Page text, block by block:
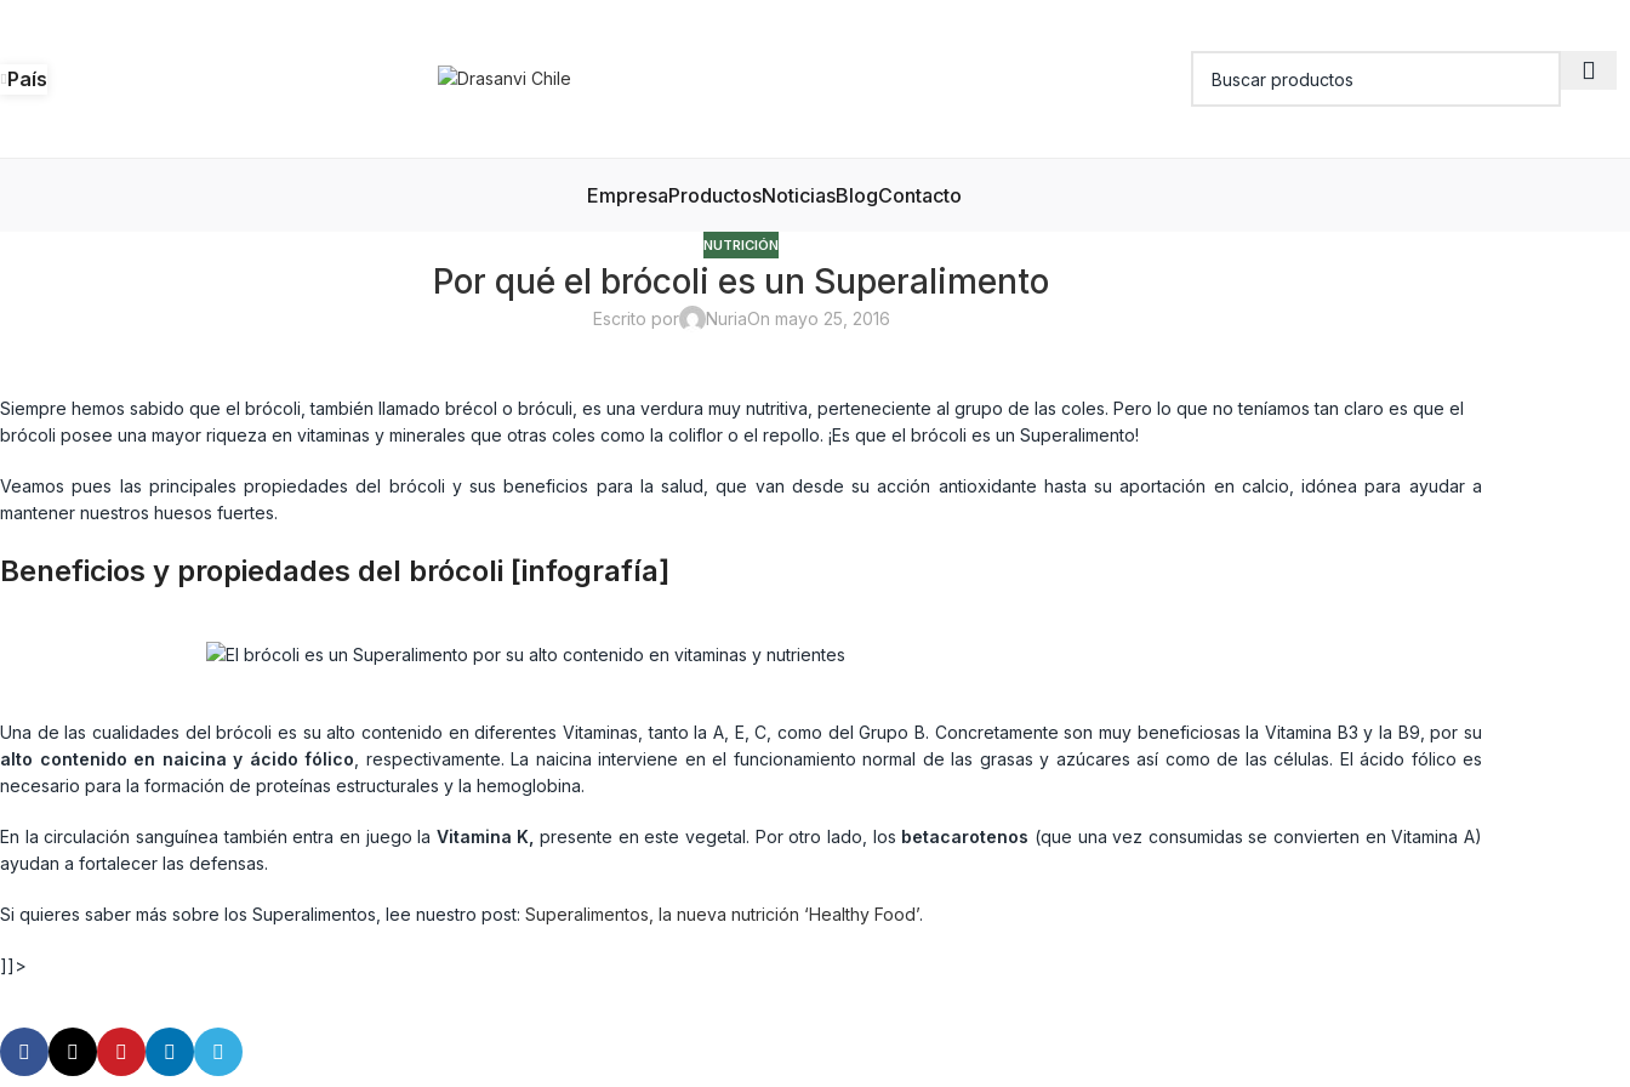
País
EmpresaProductosNoticiasBlogContacto
NUTRICIÓN
Por qué el brócoli es un Superalimento
Escrito por NuriaOn mayo 25, 2016
Siempre hemos sabido que el brócoli, también llamado brécol o bróculi, es una verdura muy nutritiva, perteneciente al grupo de las coles. Pero lo que no teníamos tan claro es que el
brócoli posee una mayor riqueza en vitaminas y minerales que otras coles como la coliflor o el repollo. ¡Es que el brócoli es un Superalimento!
Veamos pues las principales propiedades del brócoli y sus beneficios para la salud, que van desde su acción antioxidante hasta su aportación en calcio, idónea para ayudar a
mantener nuestros huesos fuertes.
Beneficios y propiedades del brócoli [infografía]
Una de las cualidades del brócoli es su alto contenido en diferentes Vitaminas, tanto la A, E, C, como del Grupo B. Concretamente son muy beneficiosas la Vitamina B3 y la B9, por su
alto contenido en naicina y ácido fólico , respectivamente. La naicina interviene en el funcionamiento normal de las grasas y azúcares así como de las células. El ácido fólico es
necesario para la formación de proteínas estructurales y la hemoglobina.
En la circulación sanguínea también entra en juego la Vitamina K, presente en este vegetal. Por otro lado, los betacarotenos (que una vez consumidas se convierten en Vitamina A)
ayudan a fortalecer las defensas.
Si quieres saber más sobre los Superalimentos, lee nuestro post: Superalimentos, la nueva nutrición ‘Healthy Food’.
]]>